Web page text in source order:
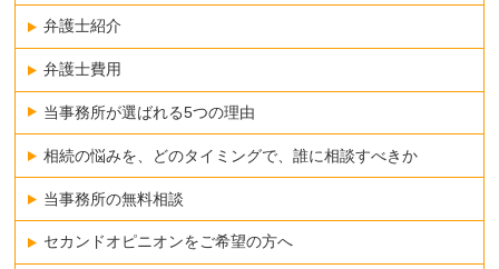
弁護士紹介
弁護士費用
当事務所が選ばれる5つの理由
相続の悩みを、どのタイミングで、誰に相談すべきか
当事務所の無料相談
セカンドオピニオンをご希望の方へ